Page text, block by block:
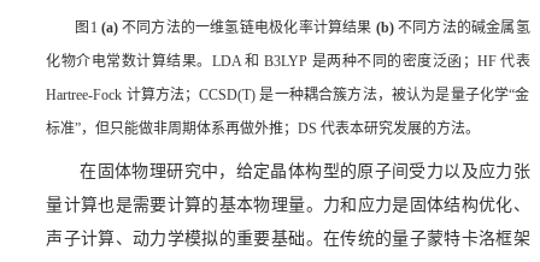
图 1 (a) 不同方法的一维氢链电极化率计算结果 (b)不同方法的碱金属氢
化物介电常数计算结果。 LDA和 B3LYP 是两种不同的密度泛函； HF代表
Hartree-Fock 计算方法；CCSD(T)是一种耦合簇方法，被认为是量子化学“金
标准”，但只能做非周期体系再做外推；DS代表本研究发展的方法。
在固体物理研究中，给定晶体构型的原子间受力以及应力张
量计算也是需要计算的基本物理量。力和应力是固体结构优化、
声子计算、动力学模拟的重要基础。在传统的量子蒙特卡洛框架